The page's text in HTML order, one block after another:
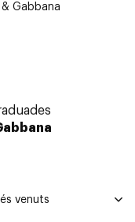
& Gabbana